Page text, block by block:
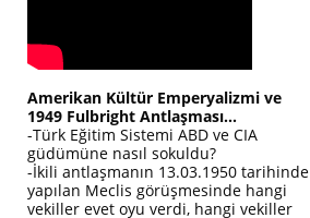
Amerikan Kültür Emperyalizmi ve
1949 Fulbright Antlaşması...
-Türk Eğitim Sistemi ABD ve CIA
güdümüne nasıl sokuldu?
-İkili antlaşmanın 13.03.1950 tarihinde
yapılan Meclis görüşmesinde hangi
vekiller evet oyu verdi, hangi vekiller